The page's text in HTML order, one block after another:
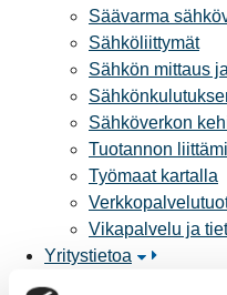
Säävarma
Sähköliittymät
Sähkön mittaus
Sähköverkon
Tuotannon
Työmaat kartalla
Vikapalvelu ja
Yritystietoa